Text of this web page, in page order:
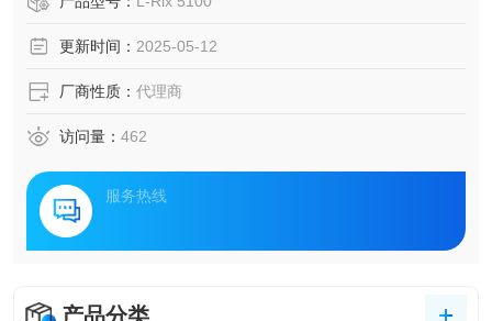
更新时间： 2025-05-12
厂商性质： 代理商
访问量： 462
服务热线
产品分类